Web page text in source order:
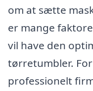
om at sætte
er mange
vil have den
tørretumbler.
professionelt